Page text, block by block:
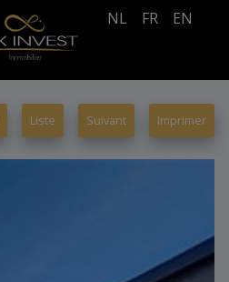
NL FR EN
Liste Suivant Imprimer